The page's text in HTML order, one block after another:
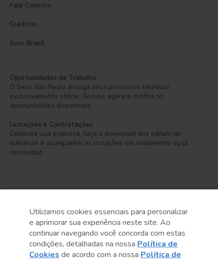
Fale Conosco
Créditos
Sesc Brasil
Oportunidades de Trabalho
O Sesc São Paulo divulga seus processos seletivos
exclusivamente online. Acesse agora e confira as
oportunidades disponíveis.
Licitações e Contratações
Cadastre sua empresa, faça o download dos editais de
interesse e acompanhe as licitações em andamento ou já
concluídas.
Serviço Social do Comércio
Administração Regional no Estado de São Paulo
Utilizamos cookies essenciais para personalizar
e aprimorar sua experiência neste site. Ao
continuar navegando você concorda com estas
condições, detalhadas na nossa Política de
Cookies de acordo com a nossa Política de